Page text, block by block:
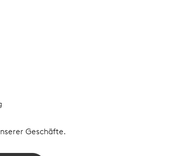
Geschäfte.